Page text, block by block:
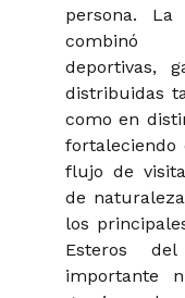
persona.
combinó
deportivas,
distribuidas
como en
flujo de
de
los
Esteros
importante